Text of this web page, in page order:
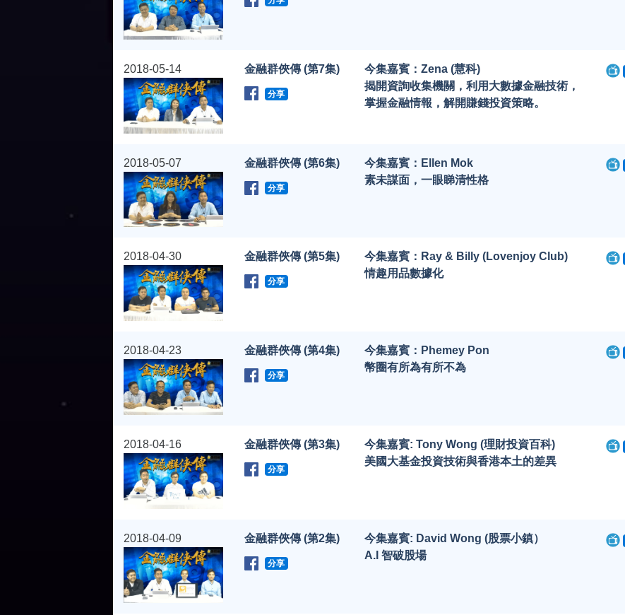
2018-05-14 金融群俠傳 (第7集)
分享
今集嘉賓：Zena (慧科)
揭開資詢收集機關，利用大數據金融技術，
掌握金融情報，解開賺錢投資策略。
2018-05-07 金融群俠傳 (第6集)
分享
今集嘉賓：Ellen Mok
素未謀面，一眼睇清性格
2018-04-30 金融群俠傳 (第5集)
分享
今集嘉賓：Ray & Billy (Lovenjoy Club)
情趣用品數據化
2018-04-23 金融群俠傳 (第4集)
分享
今集嘉賓：Phemey Pon
幣圈有所為有所不為
2018-04-16 金融群俠傳 (第3集)
分享
今集嘉賓: Tony Wong (理財投資百科)
美國大基金投資技術與香港本土的差異
2018-04-09 金融群俠傳 (第2集)
分享
今集嘉賓: David Wong (股票小鎮）
A.I 智破股場